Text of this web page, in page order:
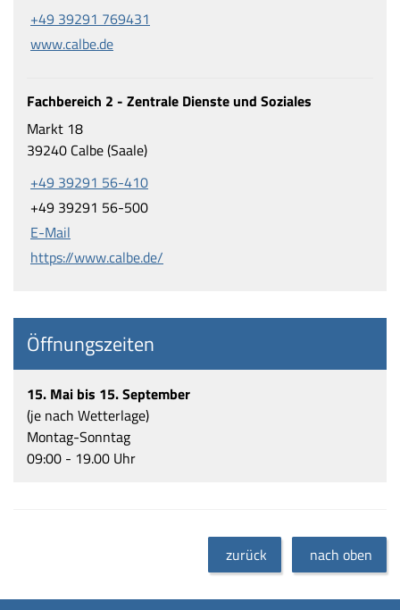
+49 39291 769431
www.calbe.de
Fachbereich 2 - Zentrale Dienste und Soziales
Markt 18
39240 Calbe (Saale)
+49 39291 56-410
+49 39291 56-500
E-Mail
https://www.calbe.de/
Öffnungszeiten
15. Mai bis 15. September
(je nach Wetterlage)
Montag-Sonntag
09:00 - 19.00 Uhr
zurück nach oben